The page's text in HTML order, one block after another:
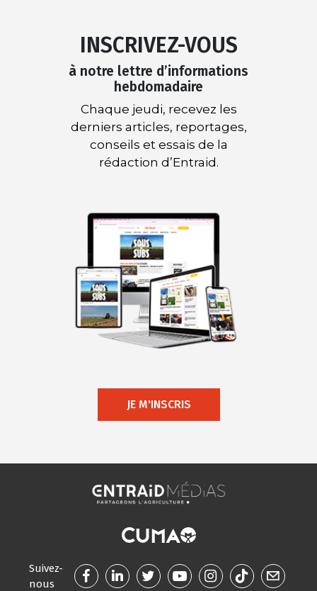
INSCRIVEZ-VOUS
à notre lettre d’informations
hebdomadaire
Chaque jeudi, recevez les
derniers articles, reportages,
conseils et essais de la
rédaction d’Entraid.
JE M'INSCRIS
Suivez-
nous